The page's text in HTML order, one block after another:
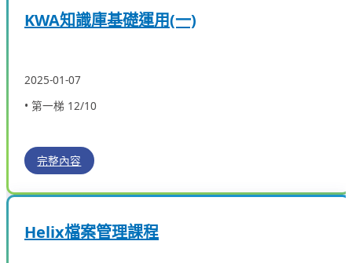
KWA知識庫基礎運用(一)
2025-01-07
• 第一梯 12/10
完整內容
Helix檔案管理課程